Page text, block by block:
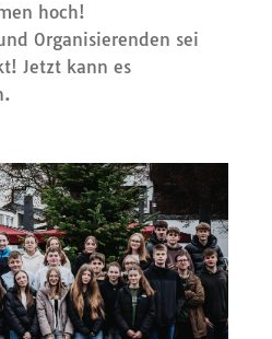
hoch!
Organisierenden sei
Jetzt kann es